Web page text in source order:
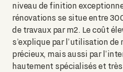
niveau de finition
rénovations se situe entre
de travaux par m2. Le coût
s’explique par l’utilisation de
précieux, mais aussi par
hautement spécialisés et